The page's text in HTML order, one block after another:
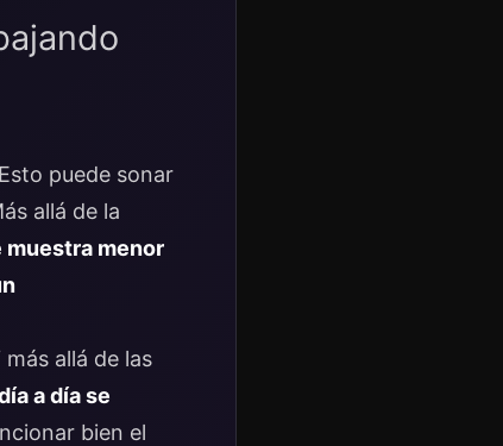
puede sonar
allá de la
muestra menor
allá de las
a día se
bien el